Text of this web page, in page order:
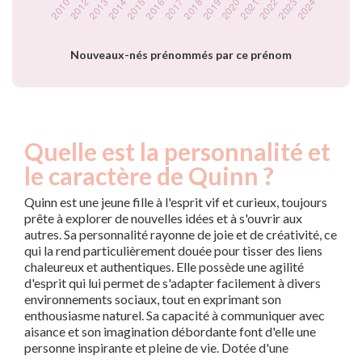
Nouveaux-nés prénommés par ce prénom
Quelle est la personnalité et
le caractère de Quinn ?
Quinn est une jeune fille à l'esprit vif et curieux, toujours
prête à explorer de nouvelles idées et à s'ouvrir aux
autres. Sa personnalité rayonne de joie et de créativité, ce
qui la rend particulièrement douée pour tisser des liens
chaleureux et authentiques. Elle possède une agilité
d'esprit qui lui permet de s'adapter facilement à divers
environnements sociaux, tout en exprimant son
enthousiasme naturel. Sa capacité à communiquer avec
aisance et son imagination débordante font d'elle une
personne inspirante et pleine de vie. Dotée d'une